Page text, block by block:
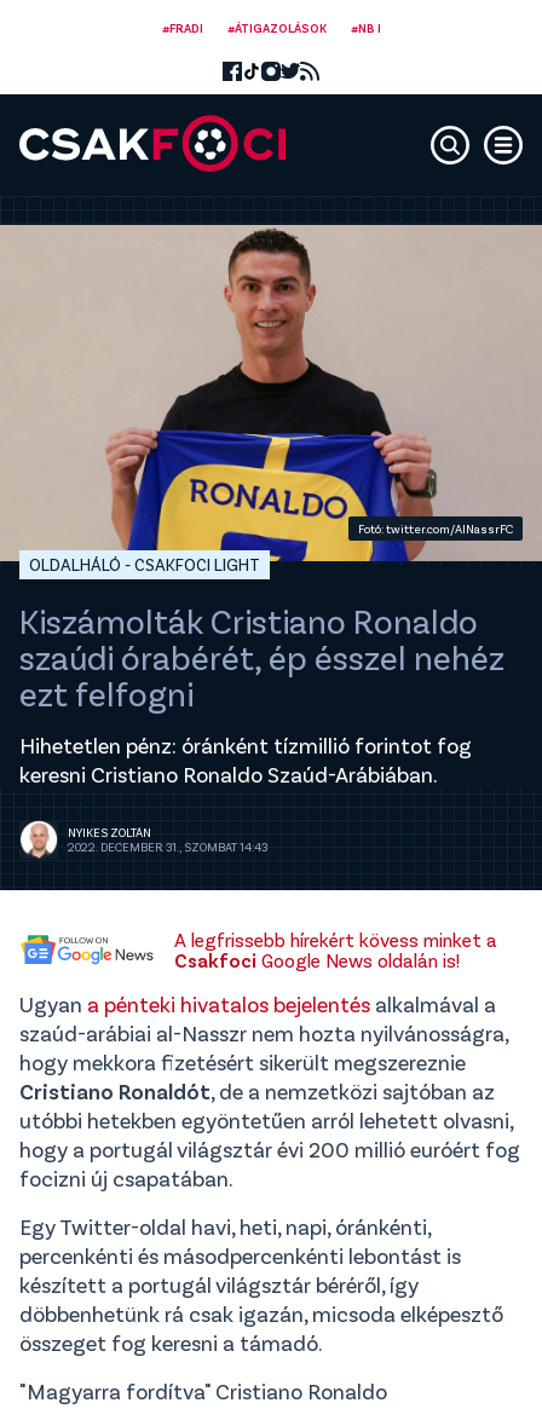
#FRADI #ÁTIGAZOLÁSOK #NB I
Fotó: twitter.com/AlNassrFC
OLDALHÁLÓ - CSAKFOCI LIGHT
Kiszámolták Cristiano Ronaldo
szaúdi órabérét, ép ésszel nehéz
ezt felfogni
Hihetetlen pénz: óránként tízmillió forintot fog
keresni Cristiano Ronaldo Szaúd-Arábiában.
NYIKES ZOLTÁN
2022. DECEMBER 31., SZOMBAT 14:43
A legfrissebb hírekért kövess minket a
Csakfoci Google News oldalán is!
Ugyan a pénteki hivatalos bejelentés alkalmával a
szaúd-arábiai al-Nasszr nem hozta nyilvánosságra,
hogy mekkora fizetésért sikerült megszereznie
Cristiano Ronaldót, de a nemzetközi sajtóban az
utóbbi hetekben egyöntetűen arról lehetett olvasni,
hogy a portugál világsztár évi 200 millió euróért fog
focizni új csapatában.
Egy Twitter-oldal havi, heti, napi, óránkénti,
percenkénti és másodpercenkénti lebontást is
készített a portugál világsztár béréről, így
döbbenhetünk rá csak igazán, micsoda elképesztő
összeget fog keresni a támadó.
"Magyarra fordítva" Cristiano Ronaldo